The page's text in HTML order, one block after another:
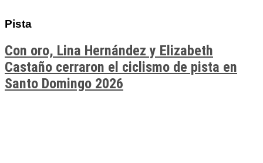
Pista
Con oro, Lina Hernández y Elizabeth
Castaño cerraron el ciclismo de pista en
Santo Domingo 2026